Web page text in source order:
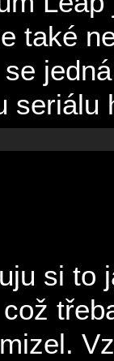
také
seriálu
si to